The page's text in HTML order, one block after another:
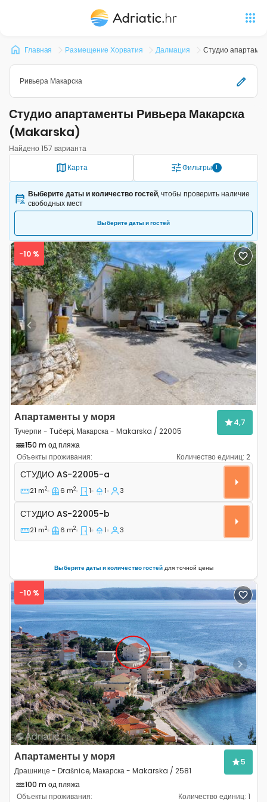
Главная Размещение Хорватия Далмация Студио
Ривьера Макарска
Студио апартаменты Ривьера Макарска
(Makarska)
Найдено 157 варианта
Карта
Фильтры 1
Выберите даты и количество гостей, чтобы проверить наличие
свободных мест
Выберите даты и гостей
Previous Next
-10 %
Апартаменты у моря
Тучерпи - Tučepi, Макарска - Makarska / 22005
4,7
150 m од пляжа
Объекты проживания:
Количество единиц: 2
Студио-апартаменты Тучерпи - Tučepi, Макарска -
СТУДИО AS-22005-a
21 m2 6 m2 1 1 3
Студио AS-22005-b
СТУДИО AS-22005-b
21 m2 6 m2 1 1 3
Выберите даты и количество гостейдля точной цены
Previous Next
-10 %
Апартаменты у моря
Драшнице - Drašnice, Макарска - Makarska / 2581
5
100 m од пляжа
Объекты проживания:
Количество единиц: 1